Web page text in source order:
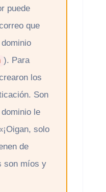
puede
que
). Para
los
Son
le
solo
de
son míos y